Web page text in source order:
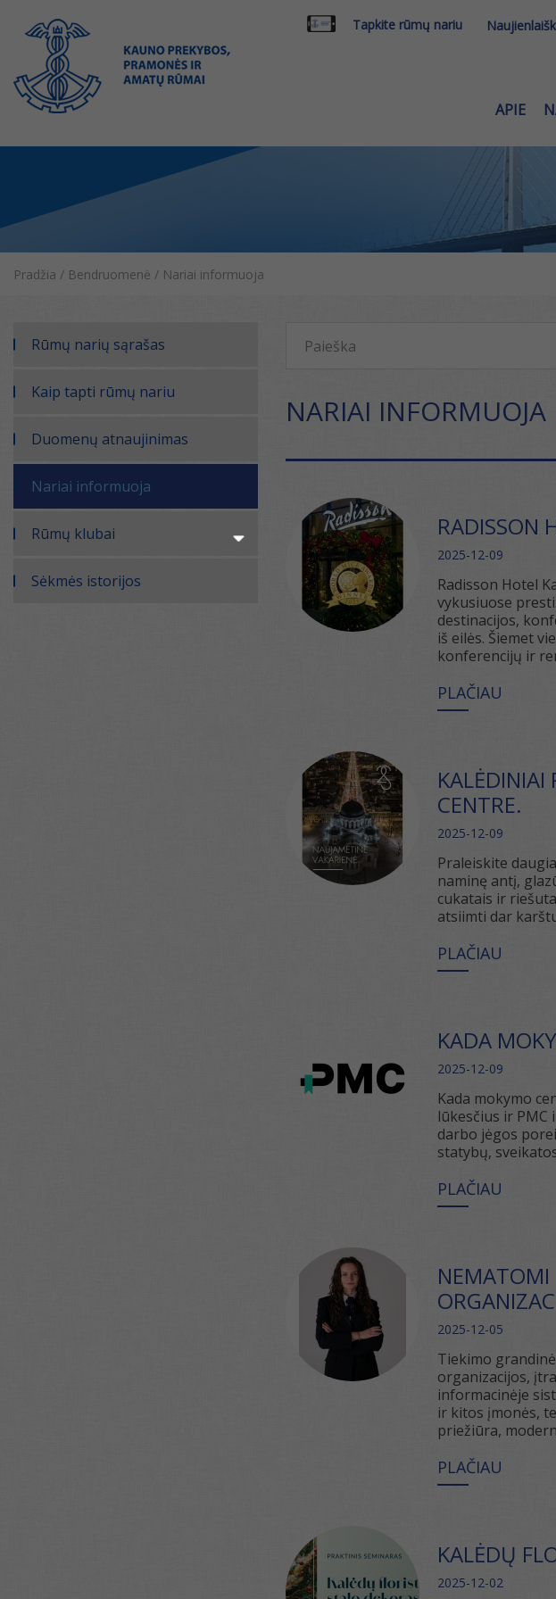
Tapkite rūmų nariu
APIE
Pradžia / Bendruomenė / Nariai informuoja
Rūmų narių sąrašas
Kaip tapti rūmų nariu
Duomenų atnaujinimas
Nariai informuoja
Rūmų klubai
Sėkmės istorijos
NARIAI INFORMUOJA
RADISSON
2025-12-09
Radisson Hotel
vykusiuose
destinacijos,
iš eilės. Šiemet
konferencijų ir
PLAČIAU
KALĖDINIAI
CENTRE.
2025-12-09
Praleiskite
naminę antį,
cukatais ir
atsiimti dar
PLAČIAU
KADA
2025-12-09
Kada mokymo
lūkesčius ir
darbo jėgos
statybų,
PLAČIAU
NEMATOMI
2025-12-05
Tiekimo
organizacijos,
informacinėje
ir kitos įmonės,
priežiūra,
PLAČIAU
KALĖDŲ
2025-12-02